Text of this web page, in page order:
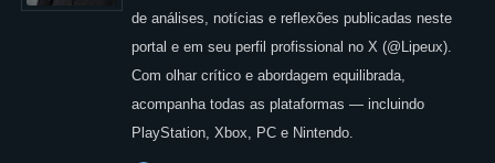
de análises, notícias e reflexões publicadas neste
portal e em seu perfil profissional no X (@Lipeux).
Com olhar crítico e abordagem equilibrada,
acompanha todas as plataformas — incluindo
PlayStation, Xbox, PC e Nintendo.